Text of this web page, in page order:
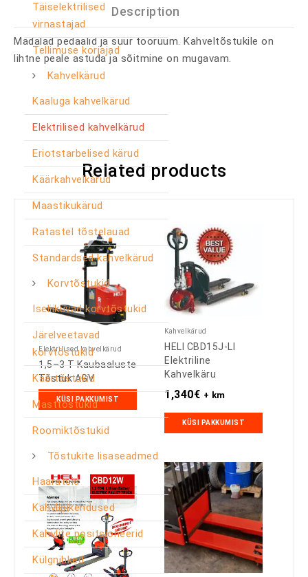
Täiselektrilised
virnastajad
Tellimuse korjajad
Kahvelkärud
Kaaluga kahvelkärud
Elektrilised kahvelkärud
Eriotstarbelised kärud
Käärkahvelkärud
Maastikukärud
Ratastel tõstelauad
Standardsed kahvelkärud
Korvtõstukid
Iseliikuvad korvtõstukid
Järelveetavad
korvtõstukid
Käärtõstukid
Masttõstukid
Roomiktõstukid
Tõstukite lisaseadmed
Haaratsid
Kahvlipikendused
Kahvlite positsioneerid
Külgnihked
Description
Madalad pedaalid ja suur tööruum. Kahveltõstukile on
lihtne peale astuda ja sõitmine on mugavam.
Related products
Elektrilised kahvelkärud
1,5–3 T Kaubaaluste
Tõstuk AGV
KÜSI PAKKUMIST
Kahvelkärud
HELI CBD15J-LI
Elektriline
Kahvelkäru
1,340€ + km
KÜSI PAKKUMIST